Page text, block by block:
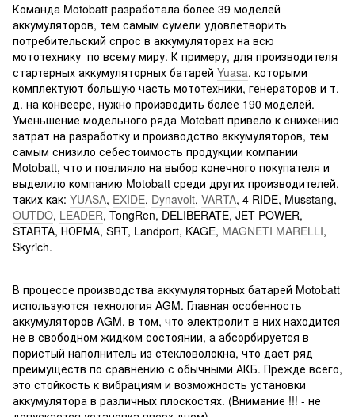
Команда Motobatt разработала более 39 моделей
аккумуляторов, тем самым сумели удовлетворить
потребительский спрос в аккумуляторах на всю
мототехнику по всему миру. К примеру, для производителя
стартерных аккумуляторных батарей Yuasa, которыми
комплектуют большую часть мототехники, генераторов и т.
д. на конвеере, нужно производить более 190 моделей.
Уменьшение модельного ряда Motobatt привело к снижению
затрат на разработку и производство аккумуляторов, тем
самым снизило себестоимость продукции компании
Motobatt, что и повлияло на выбор конечного покупателя и
выделило компанию Motobatt среди других производителей,
таких как: YUASA, EXIDE, Dynavolt, VARTA, 4 RIDE, Musstang,
OUTDO, LEADER, TongRen, DELIBERATE, JET POWER,
STARTA, НОРМА, SRT, Landport, KAGE, MAGNETI MARELLI,
Skyrich.
В процессе производства аккумуляторных батарей Motobatt
используются технология AGM. Главная особенность
аккумуляторов AGM, в том, что электролит в них находится
не в свободном жидком состоянии, а абсорбируется в
пористый наполнитель из стекловолокна, что дает ряд
преимуществ по сравнению с обычными АКБ. Прежде всего,
это стойкость к вибрациям и возможность установки
аккумулятора в различных плоскостях. (Внимание !!! - не